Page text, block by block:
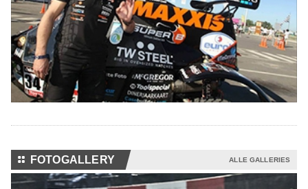
⚏ FOTOGALLERY ALLE GALLERIES